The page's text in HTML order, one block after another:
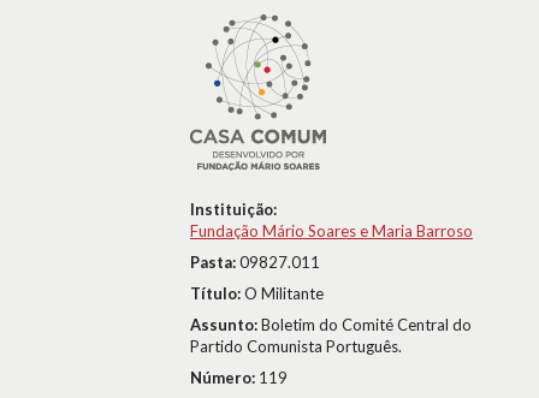
Instituição:
Fundação Mário Soares e Maria Barroso
Pasta:09827.011
Título:O Militante
Assunto:Boletim do Comité Central do
Partido Comunista Português.
Número: 119